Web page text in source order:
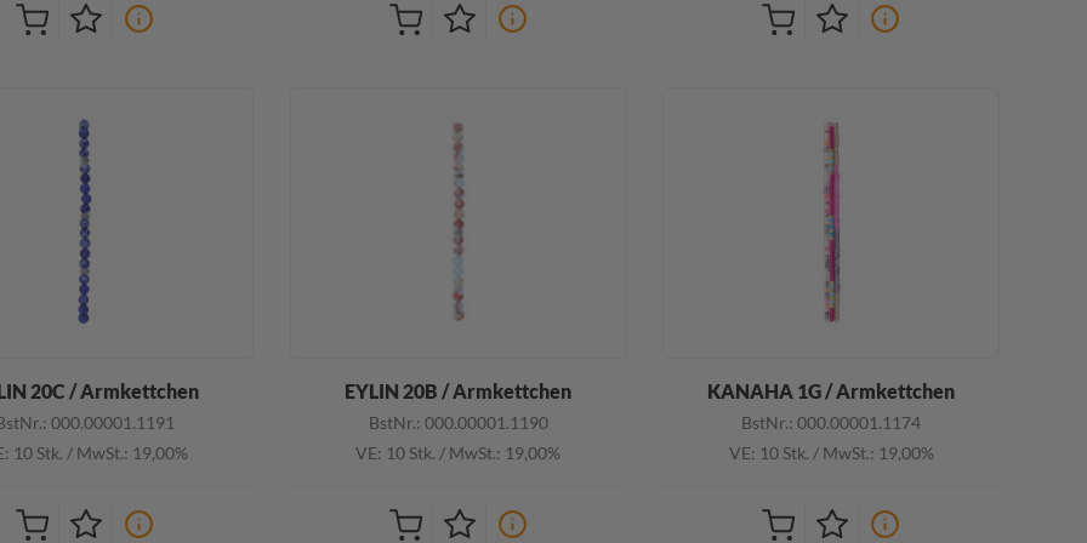
20C / Armkettchen
000.00001.1191
10 Stk. / MwSt.: 19,00%
EYLIN 20B / Armkettchen
BstNr.: 000.00001.1190
VE: 10 Stk. / MwSt.: 19,00%
KANAHA 1G / Armkettchen
BstNr.: 000.00001.1174
VE: 10 Stk. / MwSt.: 19,00%